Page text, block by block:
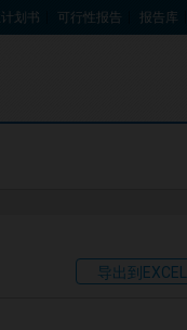
划书 可行性报告 报告库
导出到EXCEL